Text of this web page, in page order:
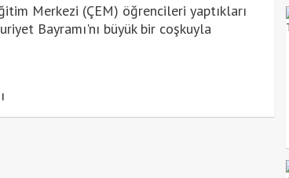
Merkezi (ÇEM) öğrencileri yaptıkları
Bayramı'nı büyük bir coşkuyla